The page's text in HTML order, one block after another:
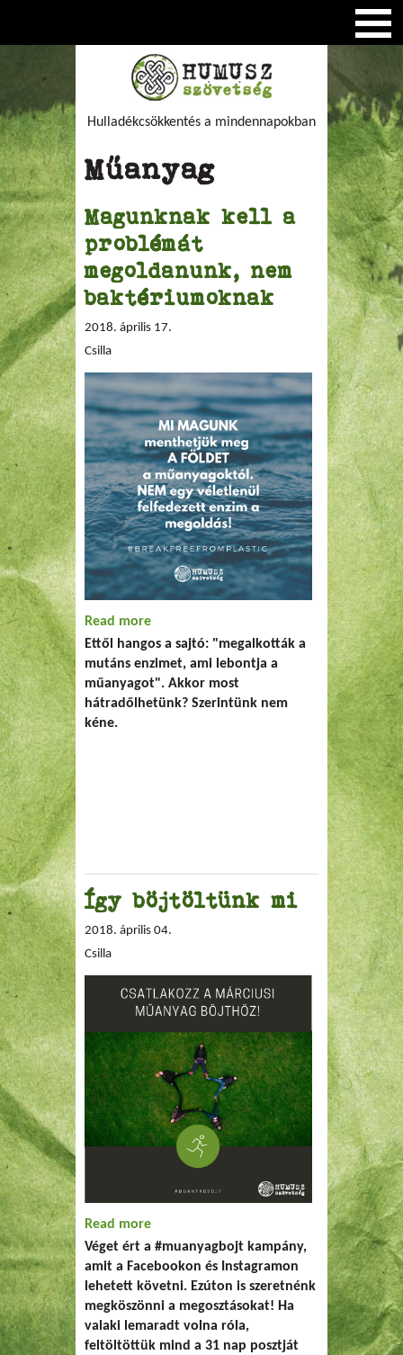
Hulladékcsökkentés a mindennapokban
Műanyag
Magunknak kell a
problémát
megoldanunk, nem
baktériumoknak
2018. április 17.
Csilla
Read more about Magunknak kell a problémát
megoldanunk, nem baktériumoknak
Ettől hangos a sajtó: "megalkották a
mutáns enzimet, ami lebontja a
műanyagot". Akkor most
hátradőlhetünk? Szerintünk nem
kéne.
Így böjtöltünk mi
2018. április 04.
Csilla
Read more
Véget ért a #muanyagbojt kampány,
amit a Facebookon és Instagramon
lehetett követni. Ezúton is szeretnénk
megköszönni a megosztásokat! Ha
valaki lemaradt volna róla,
feltöltöttük mind a 31 nap posztját